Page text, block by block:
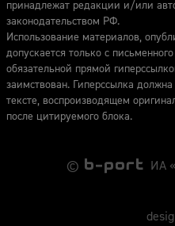
принадлежат редакции и/или
законодательством РФ.
Использование материалов,
допускается только с
обязательной прямой
заимствован. Гиперссылка
тексте, воспроизводящем
после цитируемого блока.
© ИА